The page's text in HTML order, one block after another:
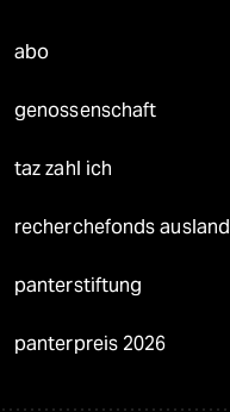
abo
genossenschaft
taz zahl ich
recherchefonds ausland
panterstiftung
panterpreis 2026